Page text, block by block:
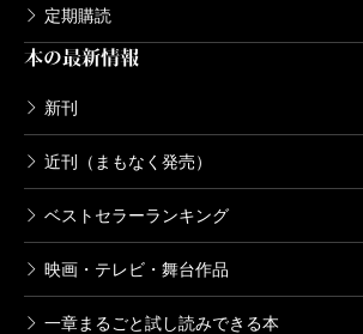
定期購読
本の最新情報
新刊
近刊（まもなく発売）
ベストセラーランキング
映画・テレビ・舞台作品
一章まるごと試し読みできる本